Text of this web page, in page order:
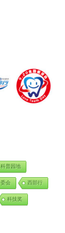
科普园地
会 西部行
科技奖